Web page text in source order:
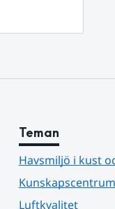
Teman
Havsmiljö i kust
Luftkvalitet